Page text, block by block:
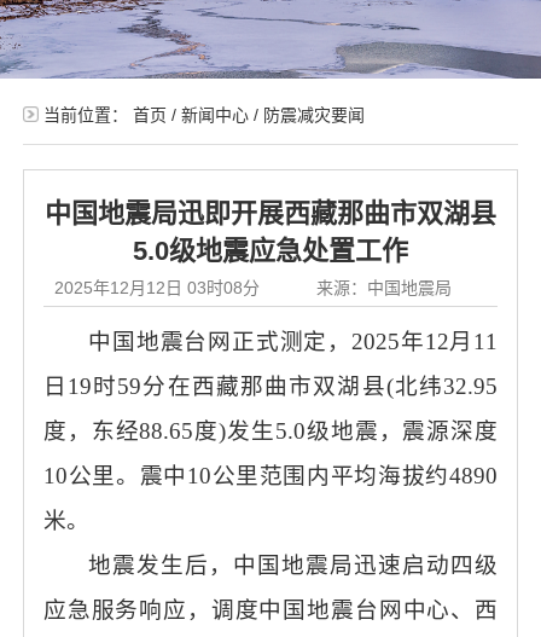
当前位置： 首页 / 新闻中心/ 防震减灾要闻
中国地震局迅即开展西藏那曲市双湖县
5.0级地震应急处置工作
2025年12月12日 03时08分 来源：中国地震局
中国地震台网正式测定，2025年12月11
日19时59分在西藏那曲市双湖县(北纬32.95
度，东经88.65度)发生5.0级地震，震源深度
10公里。震中10公里范围内平均海拔约4890
米。
地震发生后，中国地震局迅速启动四级
应急服务响应，调度中国地震台网中心、西